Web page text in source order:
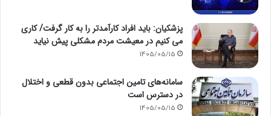
پزشکیان: باید افراد کارآمدتر را به کار گرفت/ کاری
می کنیم در معیشت مردم مشکلی پیش نیاید
1405/05/15
سامانه‌های تامین اجتماعی بدون قطعی و اختلال
در دسترس است
1405/05/15